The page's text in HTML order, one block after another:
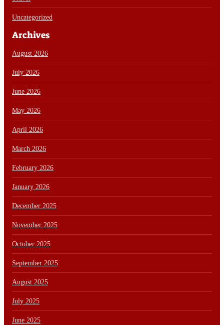
Uncategorized
Archives
August 2026
July 2026
June 2026
May 2026
April 2026
March 2026
February 2026
January 2026
December 2025
November 2025
October 2025
September 2025
August 2025
July 2025
June 2025